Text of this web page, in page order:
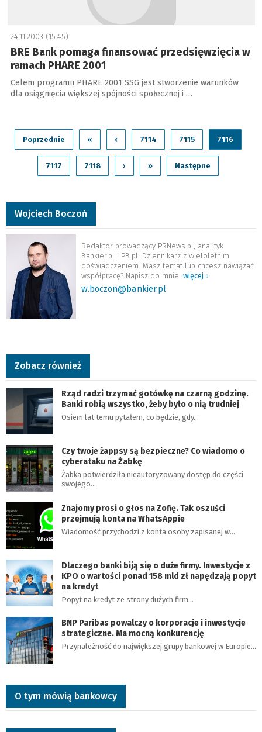
24.11.2003 (15:45)
BRE Bank pomaga finansować przedsięwzięcia w
ramach PHARE 2001
Celem programu PHARE 2001 SSG jest stworzenie warunków
dla osiągnięcia większej spójności społecznej i …
Poprzednie « ‹ 7114 7115 7116
7117 7118 › » Następne
Wojciech Boczoń
Redaktor prowadzący PRNews.pl, analityk
Bankier.pl i PB.pl. Dziennikarz z wieloletnim
doświadczeniem. Masz temat lub chcesz nawiązać
współpracę? Napisz do mnie. więcej ›
w.boczon@bankier.pl
Zobacz również
Rząd radzi trzymać gotówkę na czarną godzinę.
Banki robią wszystko, żeby było o nią trudniej
Osiem lat temu pytałem, co będzie, gdy…
Czy twoje żappsy są bezpieczne? Co wiadomo o
cyberataku na Żabkę
Żabka potwierdziła nieautoryzowany dostęp do części
swojego…
Znajomy prosi o głos na Zofię. Tak oszuści
przejmują konta na WhatsAppie
Wiadomość przychodzi z konta osoby zapisanej w…
Dlaczego banki biją się o duże firmy. Inwestycje z
KPO o wartości ponad 158 mld zł napędzają popyt
na kredyt
Popyt na kredyt ze strony dużych firm…
BNP Paribas powalczy o korporacje i inwestycje
strategiczne. Ma mocną konkurencję
Przynależność do największej grupy bankowej w Europie…
O tym mówią bankowcy